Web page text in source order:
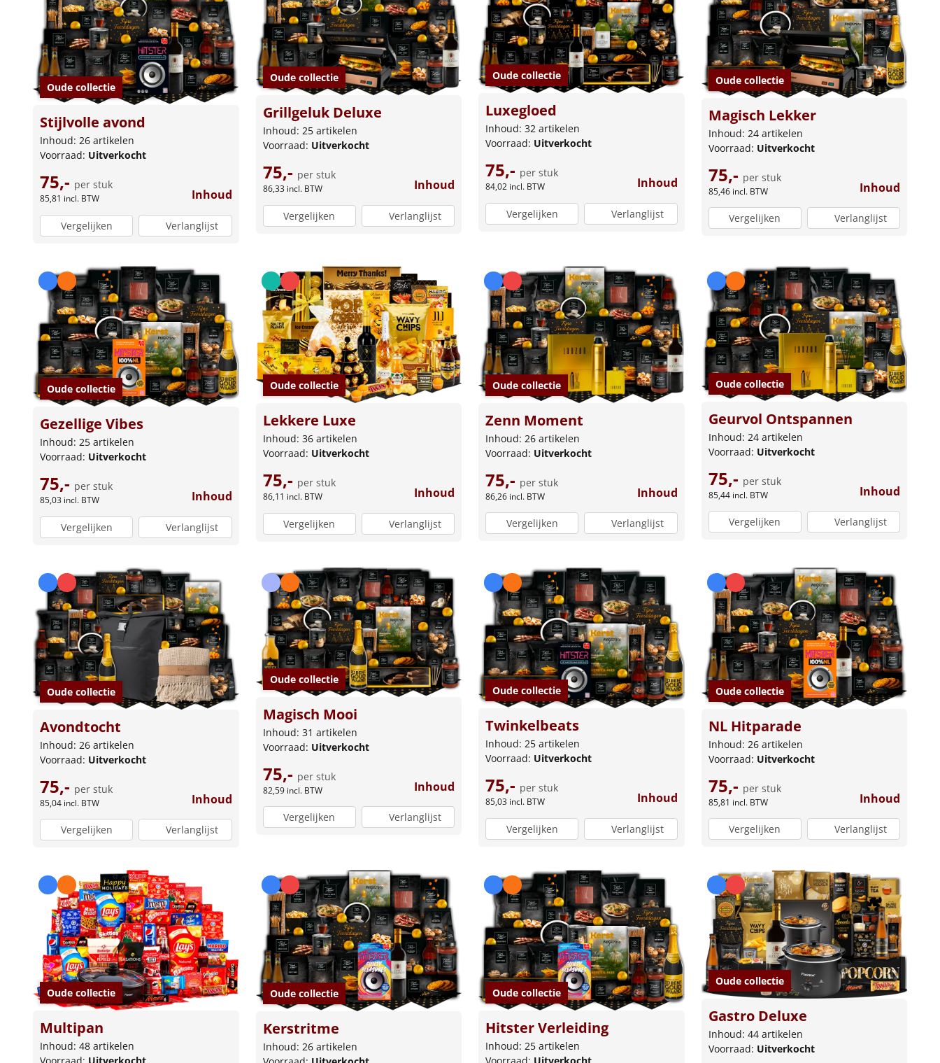
Oude collectie
Stijlvolle avond
Inhoud: 26 artikelen
Voorraad: Uitverkocht
75,- per stuk
85,81 incl. BTW Inhoud
Vergelijken Verlanglijst
Oude collectie
Grillgeluk Deluxe
Inhoud: 25 artikelen
Voorraad: Uitverkocht
75,- per stuk
86,33 incl. BTW Inhoud
Vergelijken Verlanglijst
Oude collectie
Luxegloed
Inhoud: 32 artikelen
Voorraad: Uitverkocht
75,- per stuk
84,02 incl. BTW Inhoud
Vergelijken Verlanglijst
Oude collectie
Magisch Lekker
Inhoud: 24 artikelen
Voorraad: Uitverkocht
75,- per stuk
85,46 incl. BTW Inhoud
Vergelijken Verlanglijst
Oude collectie
Gezellige Vibes
Inhoud: 25 artikelen
Voorraad: Uitverkocht
75,- per stuk
85,03 incl. BTW Inhoud
Vergelijken Verlanglijst
Oude collectie
Lekkere Luxe
Inhoud: 36 artikelen
Voorraad: Uitverkocht
75,- per stuk
86,11 incl. BTW Inhoud
Vergelijken Verlanglijst
Oude collectie
Zenn Moment
Inhoud: 26 artikelen
Voorraad: Uitverkocht
75,- per stuk
86,26 incl. BTW Inhoud
Vergelijken Verlanglijst
Oude collectie
Geurvol Ontspannen
Inhoud: 24 artikelen
Voorraad: Uitverkocht
75,- per stuk
85,44 incl. BTW Inhoud
Vergelijken Verlanglijst
Oude collectie
Avondtocht
Inhoud: 26 artikelen
Voorraad: Uitverkocht
75,- per stuk
85,04 incl. BTW Inhoud
Vergelijken Verlanglijst
Oude collectie
Magisch Mooi
Inhoud: 31 artikelen
Voorraad: Uitverkocht
75,- per stuk
82,59 incl. BTW Inhoud
Vergelijken Verlanglijst
Oude collectie
Twinkelbeats
Inhoud: 25 artikelen
Voorraad: Uitverkocht
75,- per stuk
85,03 incl. BTW Inhoud
Vergelijken Verlanglijst
Oude collectie
NL Hitparade
Inhoud: 26 artikelen
Voorraad: Uitverkocht
75,- per stuk
85,81 incl. BTW Inhoud
Vergelijken Verlanglijst
Oude collectie
Multipan
Inhoud: 48 artikelen
Oude collectie
Kerstritme
Inhoud: 26 artikelen
Oude collectie
Hitster Verleiding
Inhoud: 25 artikelen
Oude collectie
Gastro Deluxe
Inhoud: 44 artikelen
Voorraad: Uitverkocht